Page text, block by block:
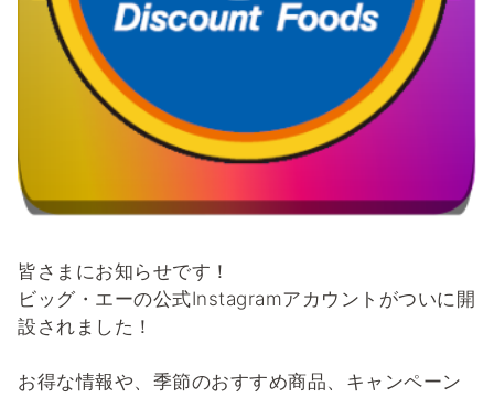
皆さまにお知らせです！
ビッグ・エーの公式Instagramアカウントがついに開
設されました！
お得な情報や、季節のおすすめ商品、キャンペーン